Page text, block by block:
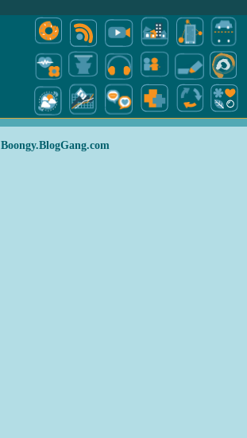
Boongy.BlogGang.com